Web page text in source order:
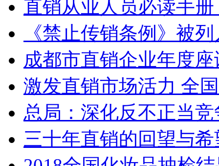
直销从业人员必读手
《禁止传销条例》被
成都市直销企业年度
激发直销市场活力 全
总局：深化反不正当
三十年直销的回望与希